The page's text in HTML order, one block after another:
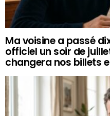
Ma voisine a passé
officiel un soir de
changera nos billets